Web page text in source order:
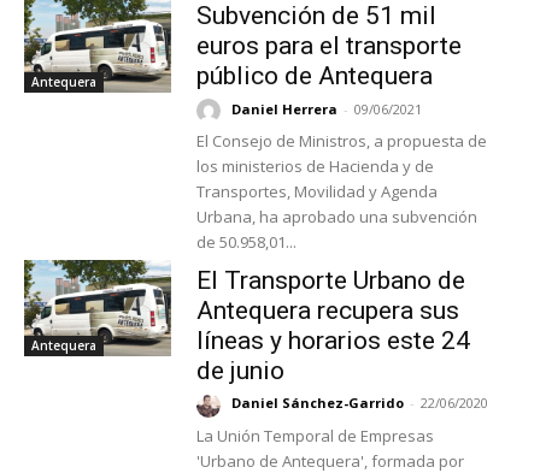
Antequera
Subvención de 51 mil
euros para el transporte
público de Antequera
Daniel Herrera - 09/06/2021
El Consejo de Ministros, a propuesta de
los ministerios de Hacienda y de
Transportes, Movilidad y Agenda
Urbana, ha aprobado una subvención
de 50.958,01...
Antequera
El Transporte Urbano de
Antequera recupera sus
líneas y horarios este 24
de junio
Daniel Sánchez-Garrido - 22/06/2020
La Unión Temporal de Empresas
'Urbano de Antequera', formada por